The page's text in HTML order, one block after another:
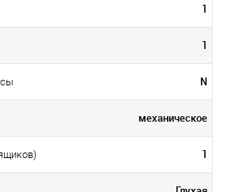
1
1
N
механическое
1